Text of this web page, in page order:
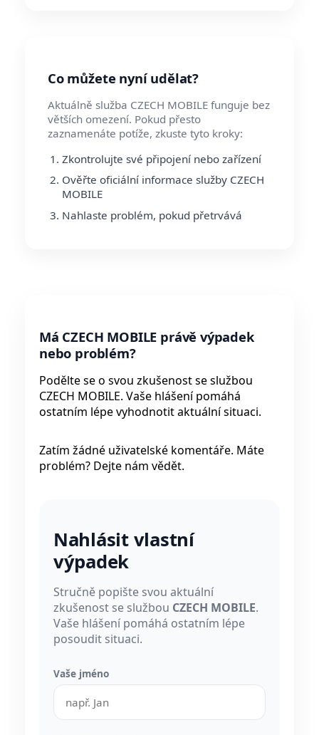
Co můžete nyní udělat?
Aktuálně služba CZECH MOBILE funguje bez
větších omezení. Pokud přesto
zaznamenáte potíže, zkuste tyto kroky:
Zkontrolujte své připojení nebo zařízení
Ověřte oficiální informace služby CZECH
MOBILE
Nahlaste problém, pokud přetrvává
Má CZECH MOBILE právě výpadek
nebo problém?
Podělte se o svou zkušenost se službou
CZECH MOBILE. Vaše hlášení pomáhá
ostatním lépe vyhodnotit aktuální situaci.
Zatím žádné uživatelské komentáře. Máte
problém? Dejte nám vědět.
Nahlásit vlastní
výpadek
Stručně popište svou aktuální
zkušenost se službou CZECH MOBILE.
Vaše hlášení pomáhá ostatním lépe
posoudit situaci.
Vaše jméno